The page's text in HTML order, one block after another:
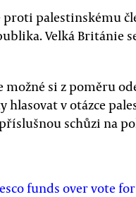
proti palestinskému
Velká Británie
možné si z poměru
v otázce
schůzi na
funds over vote